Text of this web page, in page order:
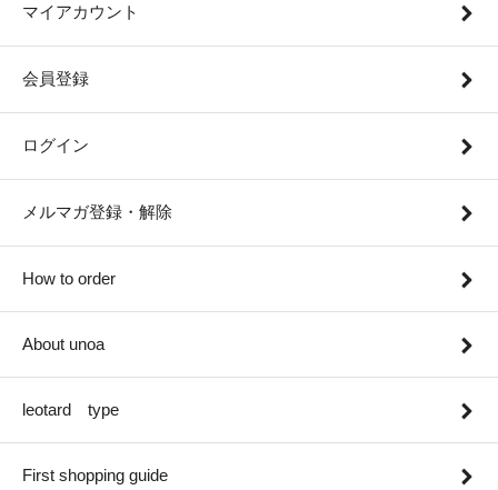
マイアカウント
会員登録
ログイン
メルマガ登録・解除
How to order
About unoa
leotard type
First shopping guide